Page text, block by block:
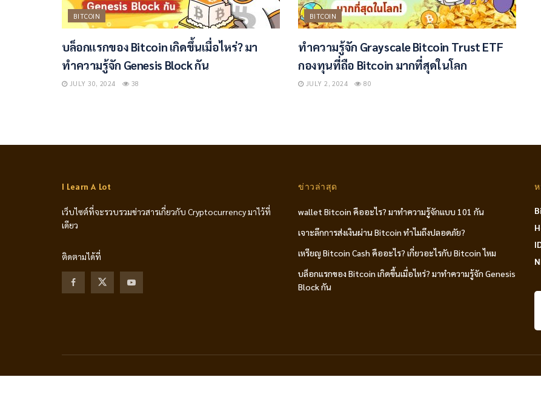
BITCOIN
บล็อกแรกของ Bitcoin เกิดขึ้นเมื่อไหร่? มา
ทำความรู้จัก Genesis Block กัน
JULY 30, 2024 38
BITCOIN
ทำความรู้จัก Grayscale Bitcoin Trust ETF
กองทุนที่ถือ Bitcoin มากที่สุดในโลก
JULY 2, 2024 80
I Learn A Lot
เว็บไซต์ที่จะรวบรวมข่าวสารเกี่ยวกับ Cryptocurrency มาไว้ที่
เดียว
ติดตามได้ที่
ข่าวล่าสุด
wallet Bitcoin คืออะไร? มาทำความรู้จักแบบ 101 กัน
เจาะลึกการส่งเงินผ่าน Bitcoin ทำไมถึงปลอดภัย?
เหรียญ Bitcoin Cash คืออะไร? เกี่ยวอะไรกับ Bitcoin ไหม
บล็อกแรกของ Bitcoin เกิดขึ้นเมื่อไหร่? มาทำความรู้จัก Genesis
Block กัน